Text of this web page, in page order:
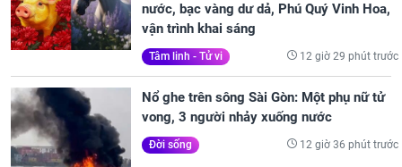
nước, bạc vàng dư dả, Phú Quý Vinh Hoa,
vận trình khai sáng
Tâm linh - Tử vi 12 giờ 29 phút trước
Nổ ghe trên sông Sài Gòn: Một phụ nữ tử
vong, 3 người nhảy xuống nước
Đời sống 12 giờ 36 phút trước